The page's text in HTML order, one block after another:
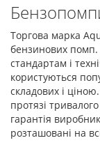
Торгова марка
бензинових помп.
стандартам і
користуються
складових і
протязі
гарантія
розташовані на